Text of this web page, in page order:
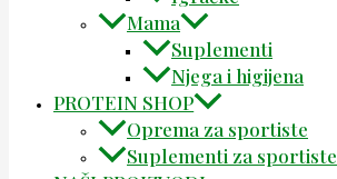
Mama
Suplementi
Njega i higijena
PROTEIN SHOP
Oprema za sportiste
Suplementi za sportiste